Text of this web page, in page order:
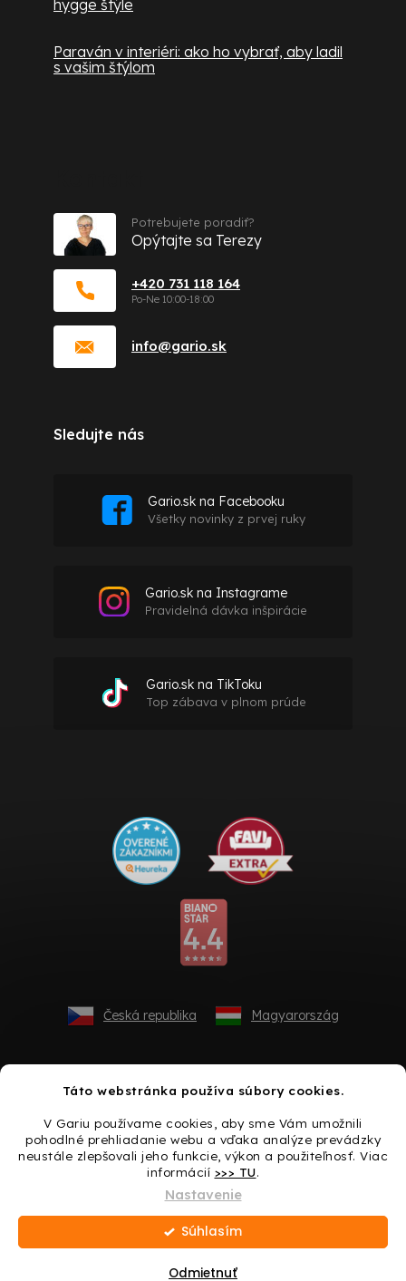
Táto webstránka používa súbory cookies.
V Gariu používame cookies, aby sme Vám umožnili
pohodlné prehliadanie webu a vďaka analýze prevádzky
neustále zlepšovali jeho funkcie, výkon a použiteľnosť. Viac
informácií >>> TU.
Nastavenie
Odmietnuť
Súhlasím
hygge štýle
Paraván v interiéri: ako ho vybrať, aby ladil
s vašim štýlom
info@gario.sk
+420 731 118 164
Potrebujete poradiť?
Opýtajte sa Terezy
Sledujte nás
Gario.sk na Facebooku
Všetky novinky z prvej ruky
Gario.sk na Instagrame
Pravidelná dávka inšpirácie
Gario.sk na TikToku
Top zábava v plnom prúde
Česká republika Magyarország
Vytvoril Shoptet
Copyright 2026Gario.sk. Všetky práva vyhradené.Upraviť
nastavenie cookies